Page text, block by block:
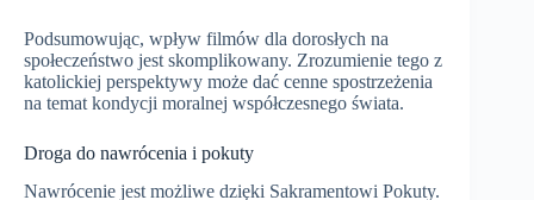
Podsumowując, wpływ filmów dla dorosłych na
społeczeństwo jest skomplikowany. Zrozumienie tego z
katolickiej perspektywy może dać cenne spostrzeżenia
na temat kondycji moralnej współczesnego świata.
Droga do nawrócenia i pokuty
Nawrócenie jest możliwe dzięki Sakramentowi Pokuty.